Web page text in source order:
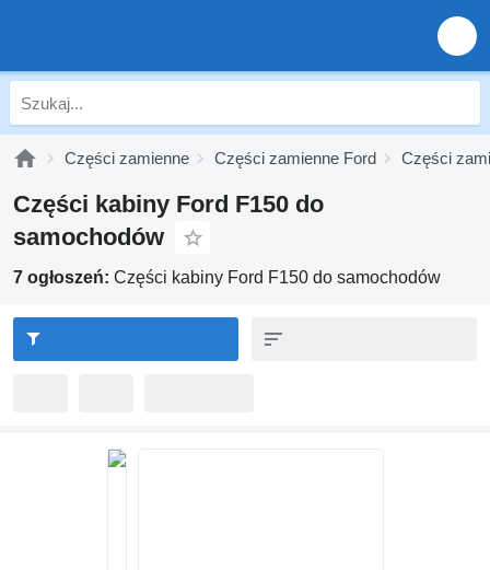
Części zamienne Części zamienne Ford Części
Części kabiny Ford F150 do
samochodów
7 ogłoszeń: Części kabiny Ford F150 do samochodów